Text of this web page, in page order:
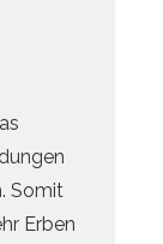
Somit
Erben